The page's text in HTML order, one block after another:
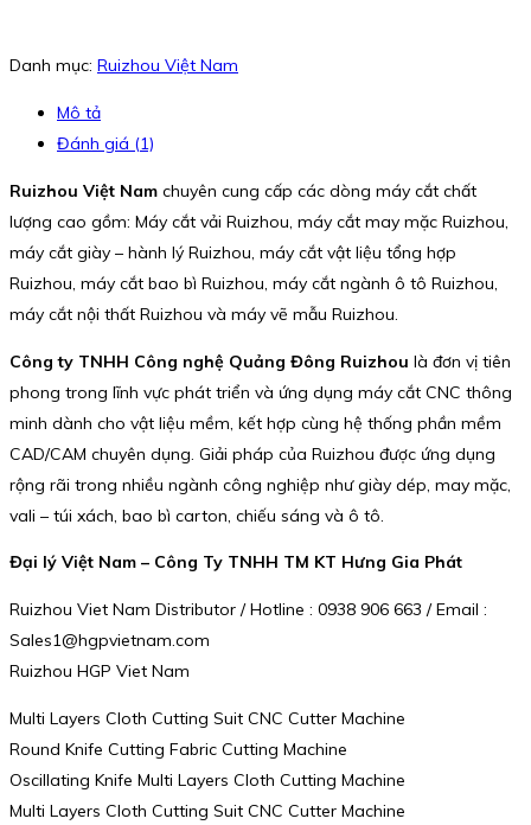
Danh mục: Ruizhou Việt Nam
Mô tả
Đánh giá (1)
Ruizhou Việt Nam chuyên cung cấp các dòng máy cắt chất
lượng cao gồm: Máy cắt vải Ruizhou, máy cắt may mặc Ruizhou,
máy cắt giày – hành lý Ruizhou, máy cắt vật liệu tổng hợp
Ruizhou, máy cắt bao bì Ruizhou, máy cắt ngành ô tô Ruizhou,
máy cắt nội thất Ruizhou và máy vẽ mẫu Ruizhou.
Công ty TNHH Công nghệ Quảng Đông Ruizhou là đơn vị tiên
phong trong lĩnh vực phát triển và ứng dụng máy cắt CNC thông
minh dành cho vật liệu mềm, kết hợp cùng hệ thống phần mềm
CAD/CAM chuyên dụng. Giải pháp của Ruizhou được ứng dụng
rộng rãi trong nhiều ngành công nghiệp như giày dép, may mặc,
vali – túi xách, bao bì carton, chiếu sáng và ô tô.
Đại lý Việt Nam – Công Ty TNHH TM KT Hưng Gia Phát
Ruizhou Viet Nam Distributor / Hotline : 0938 906 663 / Email :
Sales1@hgpvietnam.com
Ruizhou HGP Viet Nam
Multi Layers Cloth Cutting Suit CNC Cutter Machine
Round Knife Cutting Fabric Cutting Machine
Oscillating Knife Multi Layers Cloth Cutting Machine
Multi Layers Cloth Cutting Suit CNC Cutter Machine